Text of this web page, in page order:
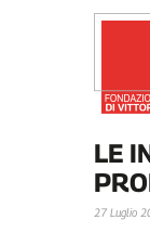
LE
27 Luglio